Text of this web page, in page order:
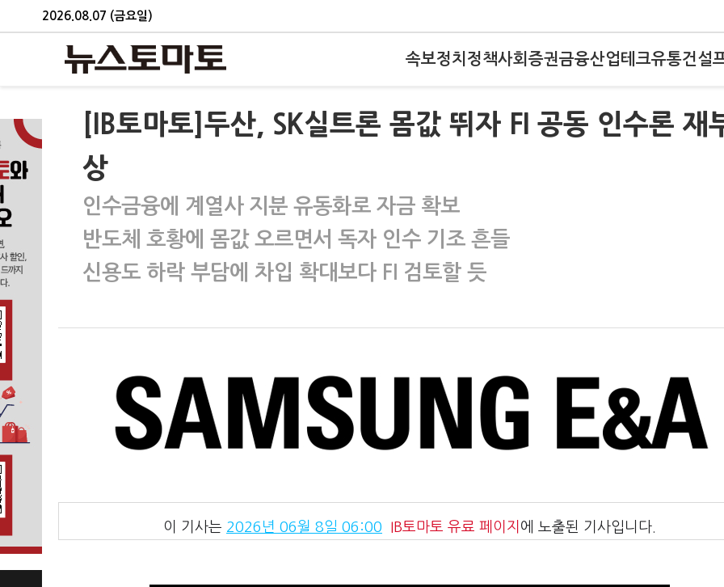
2026.08.07 (금요일)
속보정치 정책사회 증권금융산업테크유통건설
[IB토마토]두산, SK실트론 몸값 뛰자 FI 공동 인수론 재
상
인수금융에 계열사 지분 유동화로 자금 확보
반도체 호황에 몸값 오르면서 독자 인수 기조 흔들
신용도 하락 부담에 차입 확대보다 FI 검토할 듯
이 기사는 2026년 06월 8일 06:00 IB토마토 유료 페이지 에 노출된 기사입니다.